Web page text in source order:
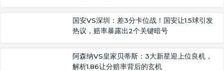
国安VS深圳：差3分卡位战！国安让1.5球引发
热议，赔率暴露出2个关键暗号
阿森纳VS皇家贝蒂斯：3大新星迎上位良机，
解析1.86让分赔率背后的玄机